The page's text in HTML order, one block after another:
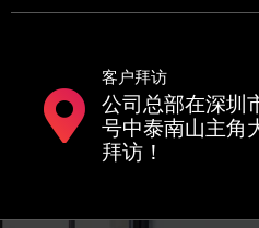
客户拜访
公司总部在深圳
号中泰南山主角
拜访！